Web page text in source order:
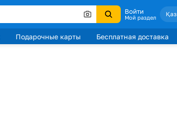
Войти
Мой раздел Қаз
Подарочные карты Бесплатная доставка